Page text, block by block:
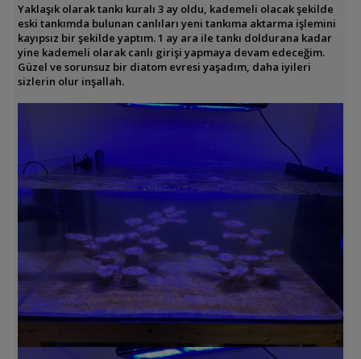
Yaklaşık olarak tankı kuralı 3 ay oldu, kademeli olacak şekilde
eski tankımda bulunan canlıları yeni tankıma aktarma işlemini
kayıpsız bir şekilde yaptım. 1 ay ara ile tankı doldurana kadar
yine kademeli olarak canlı girişi yapmaya devam edeceğim.
Güzel ve sorunsuz bir diatom evresi yaşadım, daha iyileri
sizlerin olur inşallah.